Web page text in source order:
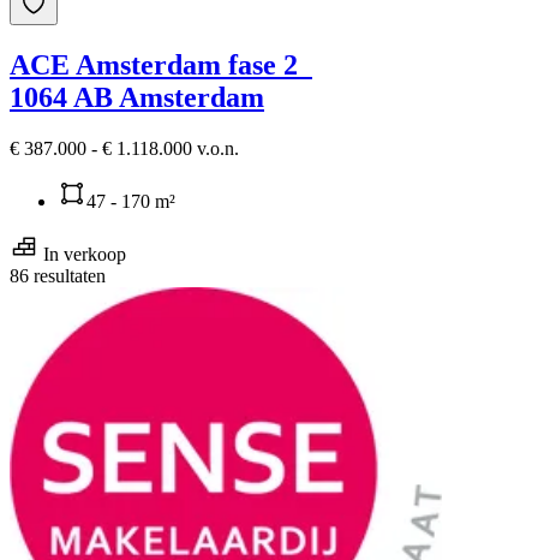
ACE Amsterdam fase 2
1064 AB Amsterdam
€ 387.000 - € 1.118.000 v.o.n.
47 - 170 m²
In verkoop
86 resultaten